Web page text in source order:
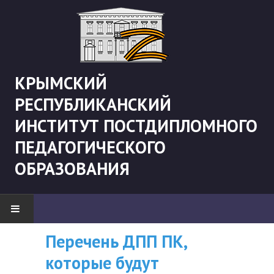
КРЫМСКИЙ
РЕСПУБЛИКАНСКИЙ
ИНСТИТУТ ПОСТДИПЛОМНОГО
ПЕДАГОГИЧЕСКОГО
ОБРАЗОВАНИЯ
НОВОСТИ
"Боевая" русистика
ВНИМАНИЮ
СЛУШАТЕЛЕЙ, У
Перечень ДПП ПК,
которые будут